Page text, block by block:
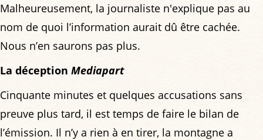
Malheureusement, la journaliste n'explique pas au
nom de quoi l’information aurait dû être cachée.
Nous n’en saurons pas plus.
La déception Mediapart
Cinquante minutes et quelques accusations sans
preuve plus tard, il est temps de faire le bilan de
l’émission. Il n’y a rien à en tirer, la montagne a